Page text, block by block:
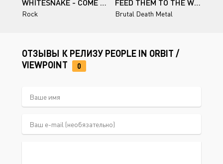
WHITESNAKE - COME AN' GET IT (JAPAN) 1981
Rock
FEED THEM TO THE WOLVES / UNDER TYRANNICAL DOMINION
Brutal Death Metal
ОТЗЫВЫ К РЕЛИЗУ PEOPLE IN ORBIT /
VIEWPOINT
0